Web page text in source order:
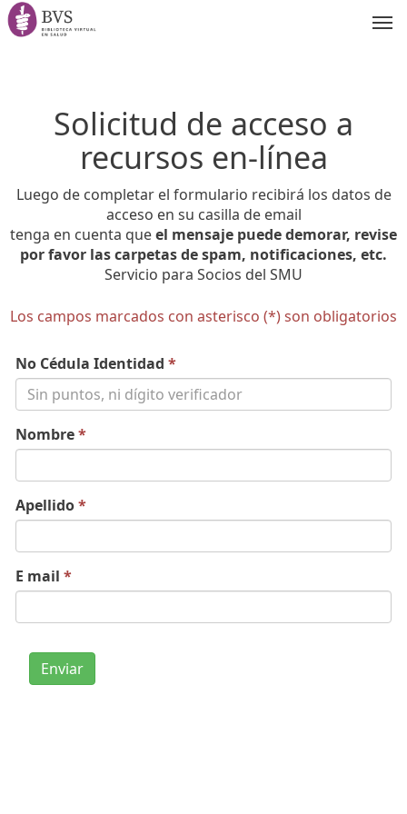
Solicitud de acceso a
recursos en-línea
Luego de completar el formulario recibirá los datos de
acceso en su casilla de email
tenga en cuenta queel mensaje puede demorar, revise
por favor las carpetas de spam, notificaciones, etc.
Servicio para Socios del SMU
Los campos marcados con asterisco (*) son obligatorios
No Cédula Identidad *
Nombre*
Apellido*
E mail *